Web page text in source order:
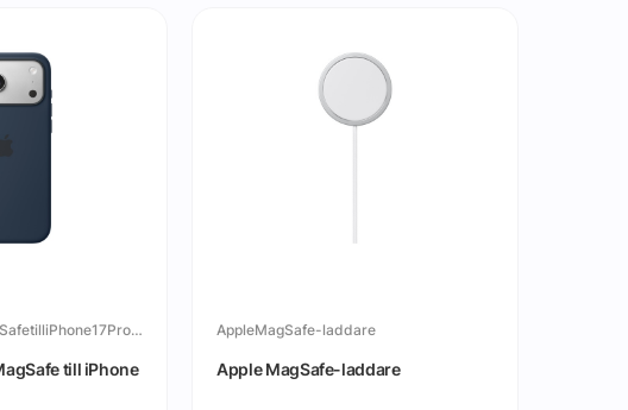
SilikonskalmedMagSafetilliPhone17ProMax
till iPhone
AppleMagSafe-laddare
Apple MagSafe-laddare